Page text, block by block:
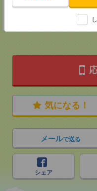
★今ならご来社登録でQUOカ
気になる！
メールで送る
シェア